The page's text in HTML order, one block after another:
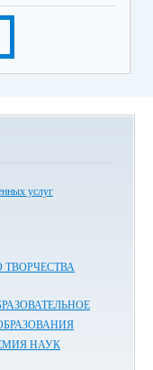
услуг
НАУК